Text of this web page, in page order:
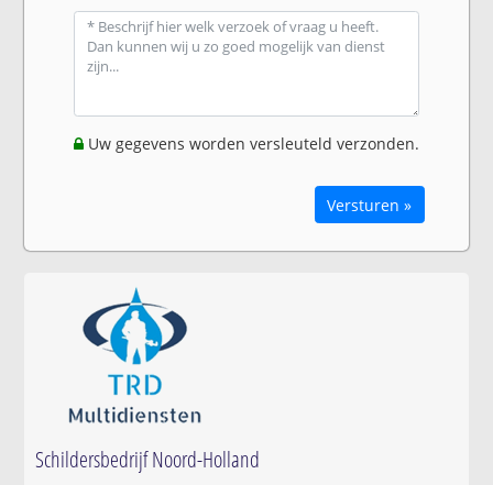
Uw gegevens worden versleuteld verzonden.
Versturen »
Schildersbedrijf Noord-Holland